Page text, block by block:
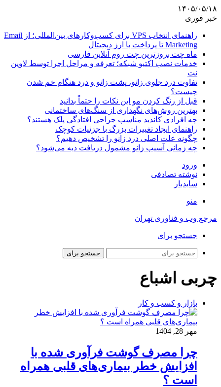
۱۴۰۵/۰۵/۱۸
خبر فوری
راهنمای انتخاب VPS برای کسب‌وکارهای بین‌المللی؛ از Email
Marketing تا پرداخت با ارز دیجیتال
ماه چت بروزترین چت روم آنلاین فارسی
خدمات نصب اکتیو شبکه؛ تعرفه و مراحل اجرا توسط لاوین
نت
تفاوت درد جلوی زانو، پشت زانو و درد هنگام خم شدن
چیست؟
قبل از رنگ کردن مو این نکات را حتماً بدانید
بهترین روش‌های نگهداری از سنگ‌های ساختمانی
چه افرادی کاندید مناسب جراحی افتادگی پلک هستند؟
راهنمای ایجاد تغییرات بزرگ با جزئیات کوچک
چگونه علت اصلی درد زانو را تشخیص دهیم؟
چه زمانی آسیب زانو مشمول دریافت دیه می‌شود؟
ورود
نوشته تصادفی
سایدبار
منو
مرجع وب و فناوری تهران
جستجو برای
جستجو برای
چربی اشباع
بازار و کسب و کار
مهر 28, 1404
چرا مصرف گوشت فرآوری ‌شده با
افزایش خطر بیماری‌های قلبی همراه
است ؟